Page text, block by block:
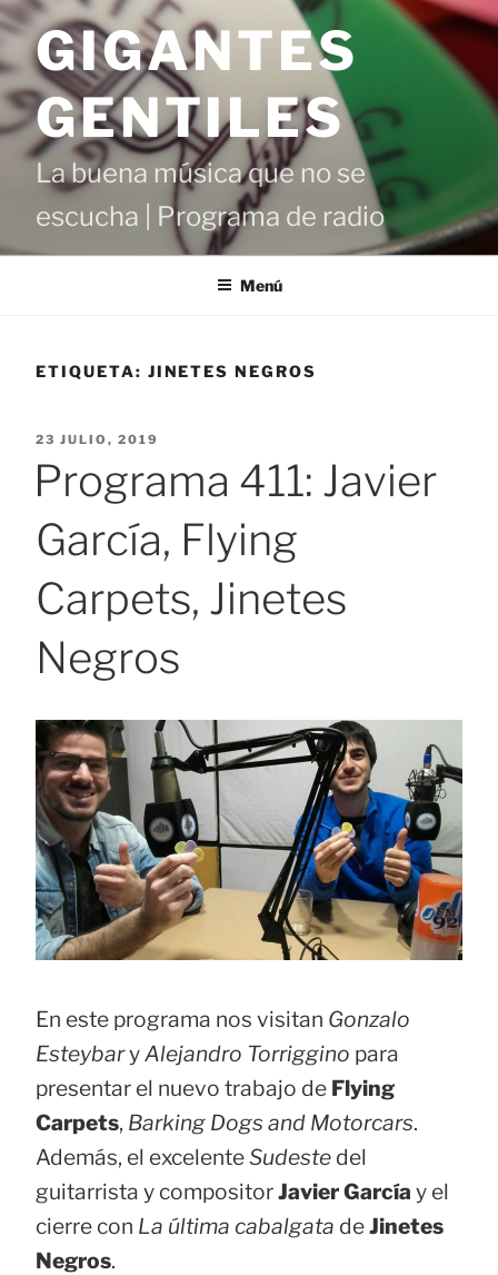
Saltar
contenido
GIGANTES
GENTILES
La buena música que no se
escucha | Programa de radio
Menú
ETIQUETA: JINETES NEGROS
PUBLICADO
23 JULIO, 2019
Programa 411: Javier
García, Flying
Carpets, Jinetes
Negros
En este programa nos visitan Gonzalo
EsteybaryAlejandro Torriggino para
presentar el nuevo trabajo de Flying
Carpets, Barking Dogs and Motorcars.
Además, el excelenteSudeste del
guitarrista y compositorJavier García y el
cierre con La última cabalgata deJinetes
Negros.